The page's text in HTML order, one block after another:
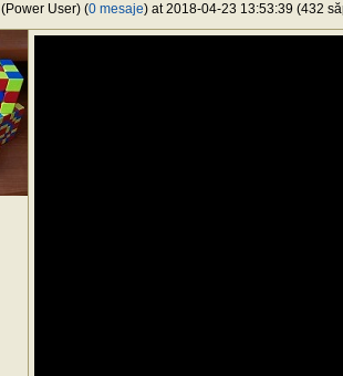
(Power User) (0 mesaje) at 2018-04-23 13:53:39 (432